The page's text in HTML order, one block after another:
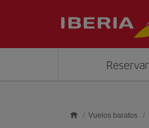
Reservar
Vuelos baratos